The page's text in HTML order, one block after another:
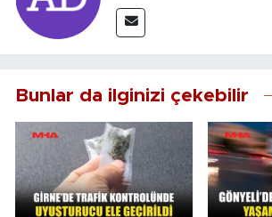
Bunlar da ilginizi çekebilir